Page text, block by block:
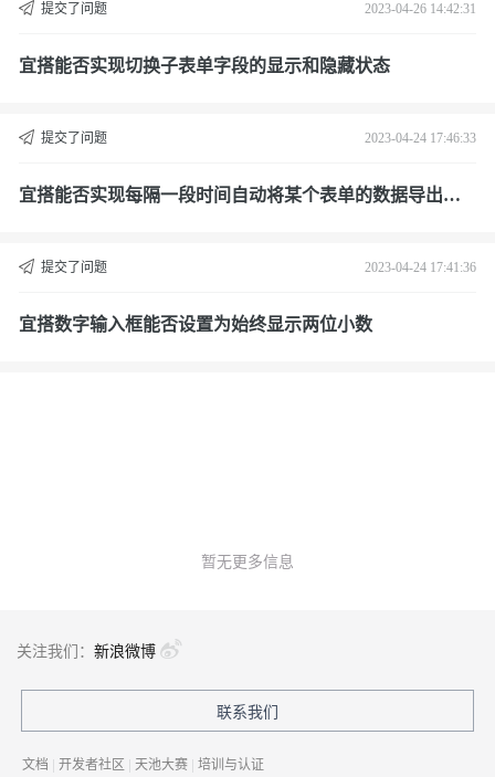
提交了问题 2023-04-26 14:42:31
宜搭能否实现切换子表单字段的显示和隐藏状态
提交了问题 2023-04-24 17:46:33
宜搭能否实现每隔一段时间自动将某个表单的数据导出到e
提交了问题 2023-04-24 17:41:36
宜搭数字输入框能否设置为始终显示两位小数
暂无更多信息
关注我们： 新浪微博
联系我们
文档 | 开发者社区 | 天池大赛 | 培训与认证